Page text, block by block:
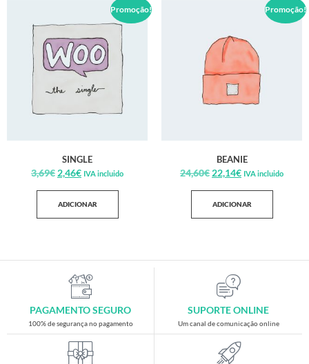
Promoção!
SINGLE
3,69€ 2,46€ IVA incluido
ADICIONAR
Promoção!
BEANIE
24,60€ 22,14€ IVA incluido
ADICIONAR
PAGAMENTO SEGURO
100% de segurança no pagamento
SUPORTE ONLINE
Um canal de comunicação online